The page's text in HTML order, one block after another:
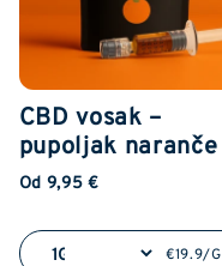
CBD vosak –
pupoljak naranče
Od 9,95 €
€19.9/G